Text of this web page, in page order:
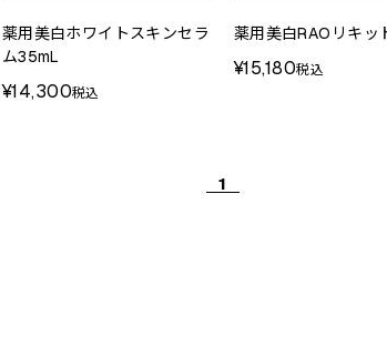
薬用美白ホワイトスキンセラ
ム35mL
¥14,300税込
薬用美白RAOリキッ
¥15,180税込
1